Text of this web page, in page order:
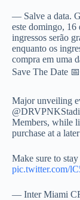
— Salve a data.
este domingo,
ingressos serão
enquanto os
compra em uma
Save The Date
Major unveiling
Members, while
purchase at a
Make sure to
pic.twitter.com/
— Inter Miami